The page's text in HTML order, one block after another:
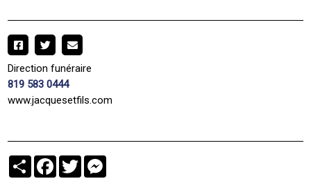
Direction funéraire
819 583 0444
www.jacquesetfils.com
PartagerFacebook
Twitter